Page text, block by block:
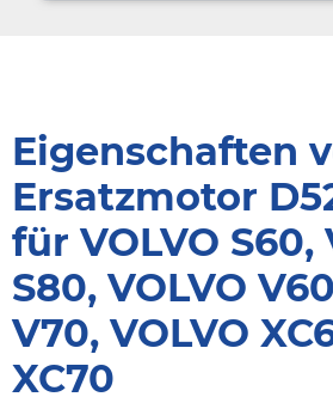
Eigenschaften
Ersatzmotor
für VOLVO S60,
S80, VOLVO
V70, VOLVO
XC70